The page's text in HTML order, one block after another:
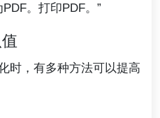
。打印PDF。”
时，有多种方法可以提高